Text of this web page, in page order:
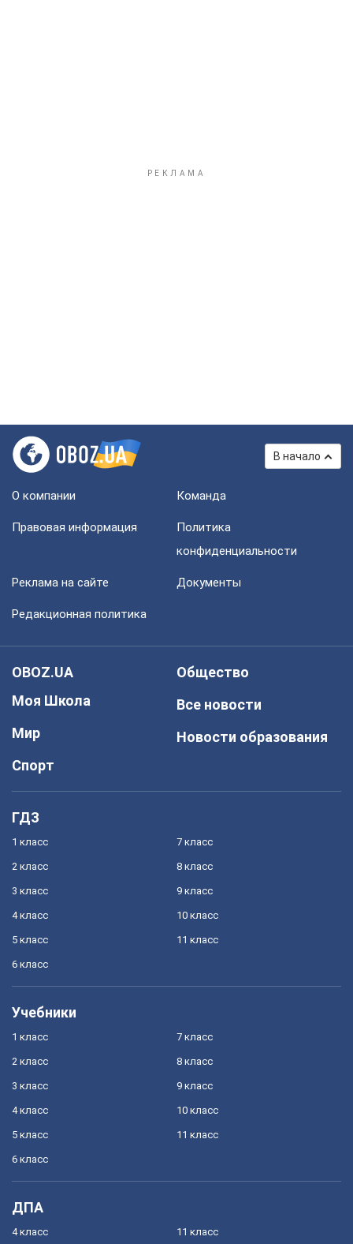
В начало
О компании Команда
Правовая информация
Политика
конфиденциальности
Реклама на сайте Документы
Редакционная политика
OBOZ.UA
Моя Школа
Мир
Спорт
Общество
Все новости
Новости образования
ГДЗ
1 класс
2 класс
3 класс
4 класс
5 класс
6 класс
7 класс
8 класс
9 класс
10 класс
11 класс
Учебники
1 класс
2 класс
3 класс
4 класс
5 класс
6 класс
7 класс
8 класс
9 класс
10 класс
11 класс
ДПА
4 класс 11 класс